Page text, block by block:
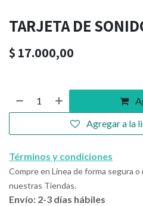
TARJETA DE
$ 17.000,00
Agregar a la
Términos y condiciones
Compre en Línea de forma segura
nuestras Tiendas.
Envío: 2-3 días hábiles